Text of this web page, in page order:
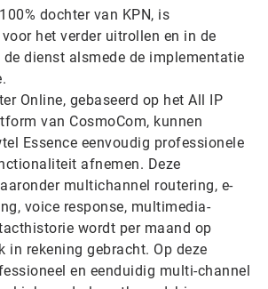
dochter van KPN, is
het verder uitrollen en in de
dienst alsmede de implementatie
Online, gebaseerd op het All IP
van CosmoCom, kunnen
Essence eenvoudig professionele
afnemen. Deze
multichannel routering, e-
voice response, multimedia-
wordt per maand op
in rekening gebracht. Op deze
en eenduidig multi-channel